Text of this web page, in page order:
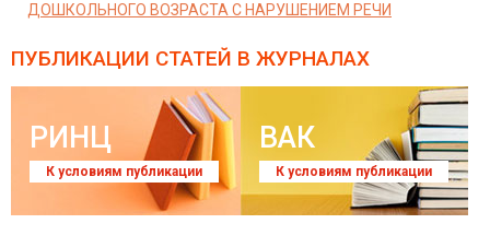
ДОШКОЛЬНОГО ВОЗРАСТА С НАРУШЕНИЕМ РЕЧИ
ПУБЛИКАЦИИ СТАТЕЙ В ЖУРНАЛАХ
РИНЦ
К условиям публикации
ВАК
К условиям публикации